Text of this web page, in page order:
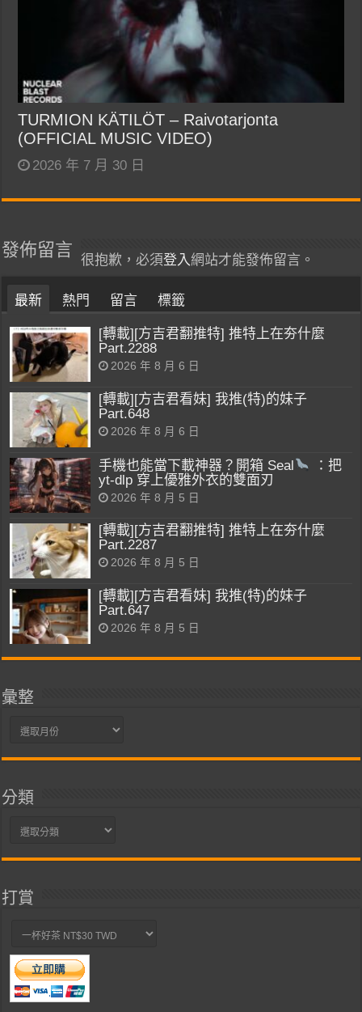
TURMION KÄTILÖT – Raivotarjonta
(OFFICIAL MUSIC VIDEO)
2026 年 7 月 30 日
發佈留言
很抱歉，必須登入 網站才能發佈留言。
最新 熱門 留言 標籤
[轉載][方吉君翻推特] 推特上在夯什麼
Part.2288
2026 年 8 月 6 日
[轉載][方吉君看妹] 我推(特)的妹子
Part.648
2026 年 8 月 6 日
手機也能當下載神器？開箱 Seal
：把
yt-dlp 穿上優雅外衣的雙面刃
2026 年 8 月 5 日
[轉載][方吉君翻推特] 推特上在夯什麼
Part.2287
2026 年 8 月 5 日
[轉載][方吉君看妹] 我推(特)的妹子
Part.647
2026 年 8 月 5 日
彙整
彙
分類
分
打賞